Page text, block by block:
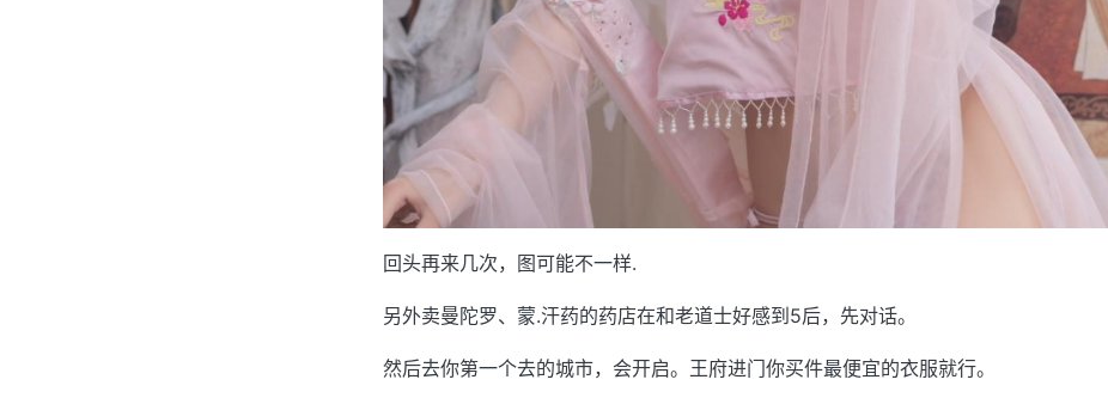
回头再来几次，图可能不一样.
另外卖曼陀罗、蒙.汗药的药店在和老道士好感到5后，先对话。
然后去你第一个去的城市，会开启。王府进门你买件最便宜的衣服就行。